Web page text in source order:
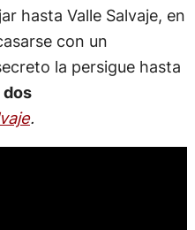
hasta Valle Salvaje, en
con un
la persigue hasta
dos
.